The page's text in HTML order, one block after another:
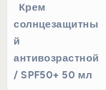
Крем
солнцезащитны
й
антивозрастной
/ SPF50+ 50 мл